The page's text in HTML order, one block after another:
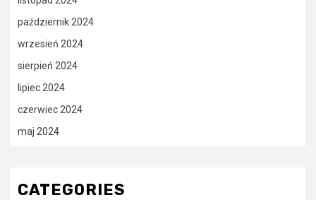
październik 2024
wrzesień 2024
sierpień 2024
lipiec 2024
czerwiec 2024
maj 2024
CATEGORIES